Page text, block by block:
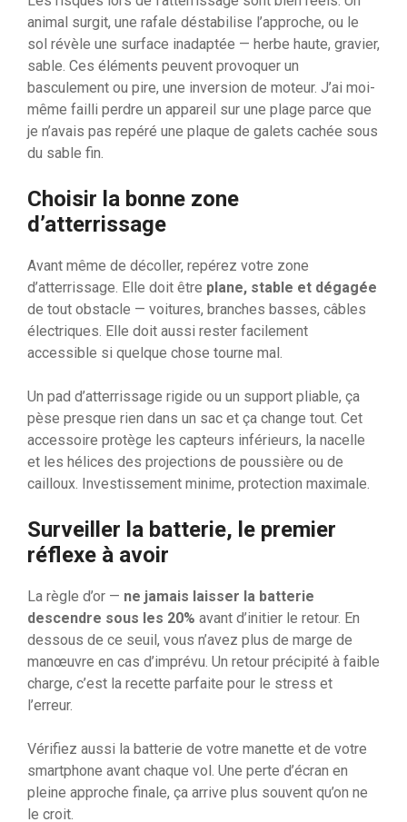
animal surgit, une rafale déstabilise l’approche, ou le
sol révèle une surface inadaptée — herbe haute, gravier,
sable. Ces éléments peuvent provoquer un
basculement ou pire, une inversion de moteur. J’ai moi-
même failli perdre un appareil sur une plage parce que
je n’avais pas repéré une plaque de galets cachée sous
du sable fin.
Choisir la bonne zone
d’atterrissage
Avant même de décoller, repérez votre zone
d’atterrissage. Elle doit être plane, stable et dégagée
de tout obstacle — voitures, branches basses, câbles
électriques. Elle doit aussi rester facilement
accessible si quelque chose tourne mal.
Un pad d’atterrissage rigide ou un support pliable, ça
pèse presque rien dans un sac et ça change tout. Cet
accessoire protège les capteurs inférieurs, la nacelle
et les hélices des projections de poussière ou de
cailloux. Investissement minime, protection maximale.
Surveiller la batterie, le premier
réflexe à avoir
La règle d’or — ne jamais laisser la batterie
descendre sous les 20% avant d’initier le retour. En
dessous de ce seuil, vous n’avez plus de marge de
manœuvre en cas d’imprévu. Un retour précipité à faible
charge, c’est la recette parfaite pour le stress et
l’erreur.
Vérifiez aussi la batterie de votre manette et de votre
smartphone avant chaque vol. Une perte d’écran en
pleine approche finale, ça arrive plus souvent qu’on ne
le croit.